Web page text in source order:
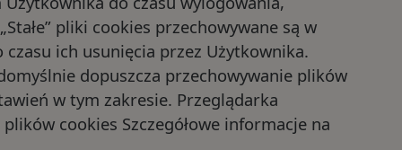
pliki cookies przechowywane są w
ich usunięcia przez Użytkownika.
dopuszcza przechowywanie plików
w tym zakresie. Przeglądarka
cookies Szczegółowe informacje na